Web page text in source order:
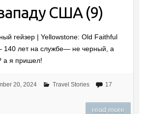
США (9)
гейзер | Yellowstone: Old Faithful
140 лет на службе— не черный, а
а я пришел!
20, 2024 Travel Stories
17
read more